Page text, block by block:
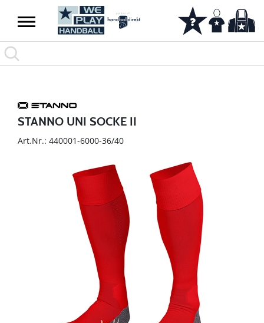
STANNO UNI SOCKE II
Art.Nr.: 440001-6000-36/40